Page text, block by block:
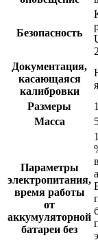
Безопасность
Документация,
касающаяся
калибровки
Размеры
Масса
Параметры
электропитания,
время работы
от
аккумуляторной
батареи без